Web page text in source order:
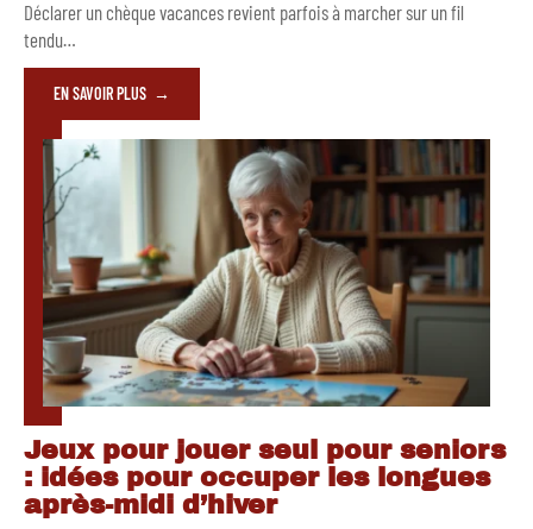
Déclarer un chèque vacances revient parfois à marcher sur un fil
tendu…
EN SAVOIR PLUS
Jeux pour jouer seul pour seniors
: idées pour occuper les longues
après-midi d’hiver